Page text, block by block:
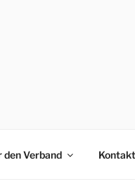
den Verband Kontakt